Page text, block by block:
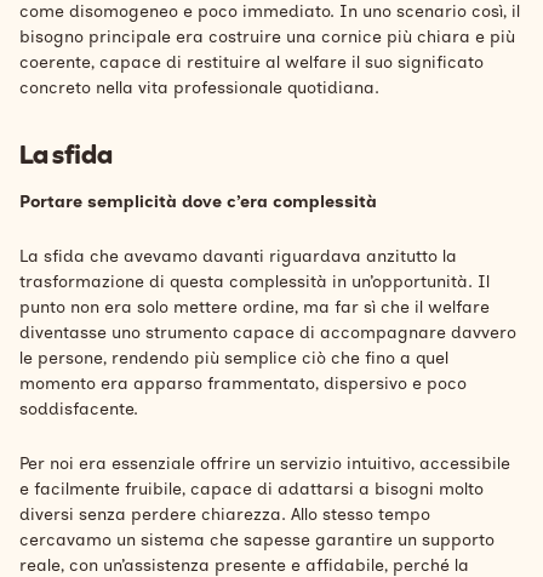
come disomogeneo e poco immediato. In uno scenario così, il
bisogno principale era costruire una cornice più chiara e più
coerente, capace di restituire al welfare il suo significato
concreto nella vita professionale quotidiana.
La sfida
Portare semplicità dove c’era complessità
La sfida che avevamo davanti riguardava anzitutto la
trasformazione di questa complessità in un’opportunità. Il
punto non era solo mettere ordine, ma far sì che il welfare
diventasse uno strumento capace di accompagnare davvero
le persone, rendendo più semplice ciò che fino a quel
momento era apparso frammentato, dispersivo e poco
soddisfacente.
Per noi era essenziale offrire un servizio intuitivo, accessibile
e facilmente fruibile, capace di adattarsi a bisogni molto
diversi senza perdere chiarezza. Allo stesso tempo
cercavamo un sistema che sapesse garantire un supporto
reale, con un’assistenza presente e affidabile, perché la